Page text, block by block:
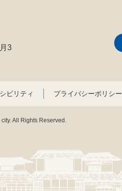
3
ビリティ プライバシーポリシー
All Rights Reserved.